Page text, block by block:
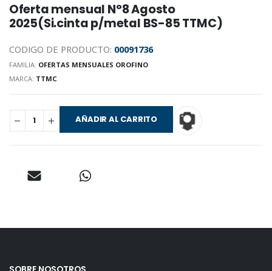
Oferta mensual N°8 Agosto
2025(Si.cinta p/metal BS-85 TTMC)
CODIGO DE PRODUCTO: 00091736
FAMILIA: OFERTAS MENSUALES OROFINO
MARCA: TTMC
AÑADIR AL CARRITO